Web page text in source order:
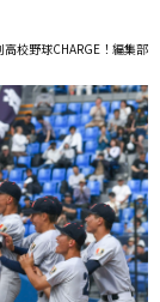
高校野球CHARGE！編集部